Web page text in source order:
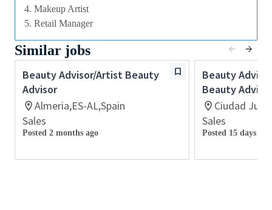
Experiencia valorable en punto de venta /
servicio al cliente (preferiblemente en
cosmética o fragancias)
Todos los candidatos deben poder demostrar
la capacidad de proporcionar un servicio al
cliente inspirador, auténtico y personalizado.
Capacidad para trabajar en equipo y generar
buen ambiente de trabajo.
Capacidad para trabajar en horario comercial,
Experiencia preferible en manejo de
4. Makeup Artist
5. Retail Manager
Similar jobs
Beauty Advisor/Artist Beauty
Advisor
Almeria,ES-AL,Spain
Sales
Posted 2 months ago
Beauty
Beauty
Ciudad
Sales
Posted 15 days ago